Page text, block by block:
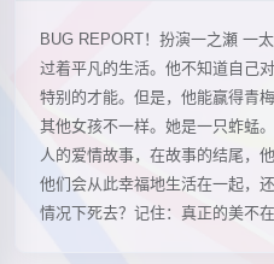
BUG REPORT！扮演一之瀬 一
过着平凡的生活。他不知道自己
特别的才能。但是，他能赢得青
其他女孩不一样。她是一只蚱蜢
人的爱情故事，在故事的结尾，
他们会从此幸福地生活在一起，
情况下死去？记住：真正的美不